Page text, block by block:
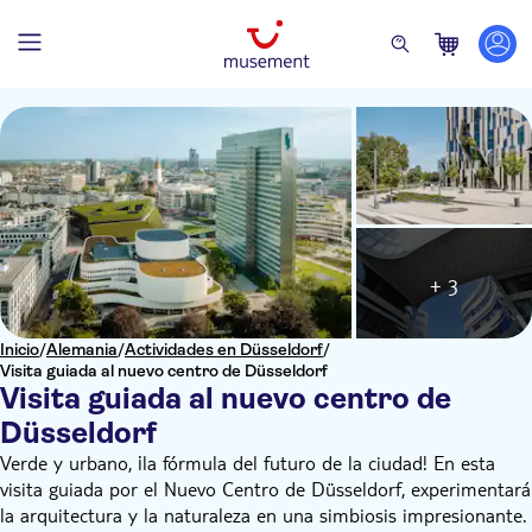
Inicio/Alemania/Actividades en Düsseldorf/
Visita guiada al nuevo centro de Düsseldorf
Visita guiada al nuevo centro de
Düsseldorf
+ 3
Verde y urbano, ¡la fórmula del futuro de la ciudad! En esta
visita guiada por el Nuevo Centro de Düsseldorf, experimentará
la arquitectura y la naturaleza en una simbiosis impresionante.